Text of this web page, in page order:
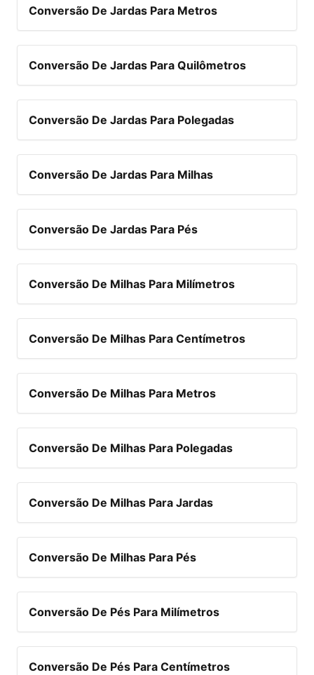
Conversão De Jardas Para Metros
Conversão De Jardas Para Quilômetros
Conversão De Jardas Para Polegadas
Conversão De Jardas Para Milhas
Conversão De Jardas Para Pés
Conversão De Milhas Para Milímetros
Conversão De Milhas Para Centímetros
Conversão De Milhas Para Metros
Conversão De Milhas Para Polegadas
Conversão De Milhas Para Jardas
Conversão De Milhas Para Pés
Conversão De Pés Para Milímetros
Conversão De Pés Para Centímetros